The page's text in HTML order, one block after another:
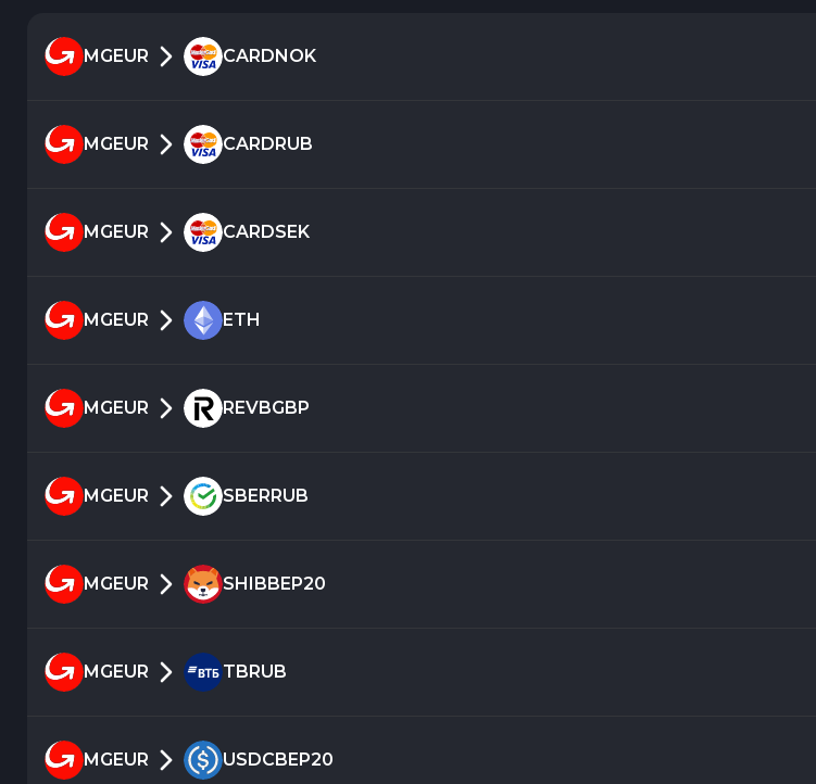
MGEUR CARDNOK
MGEUR CARDRUB
MGEUR CARDSEK
MGEUR ETH
MGEUR REVBGBP
MGEUR SBERRUB
MGEUR SHIBBEP20
MGEUR TBRUB
MGEUR USDCBEP20